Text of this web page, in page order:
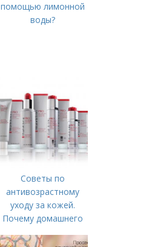
помощью лимонной
воды?
Советы по
антивозрастному
уходу за кожей.
Почему домашнего